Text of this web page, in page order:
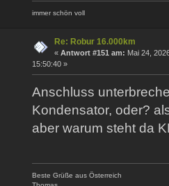
immer schön voll
Re: Robur 16.000km
« Antwort #151 am: Mai 24,
15:50:40 »
Anschluss
Kondensator, oder?
aber warum steht da
Beste Grüße aus Österreich